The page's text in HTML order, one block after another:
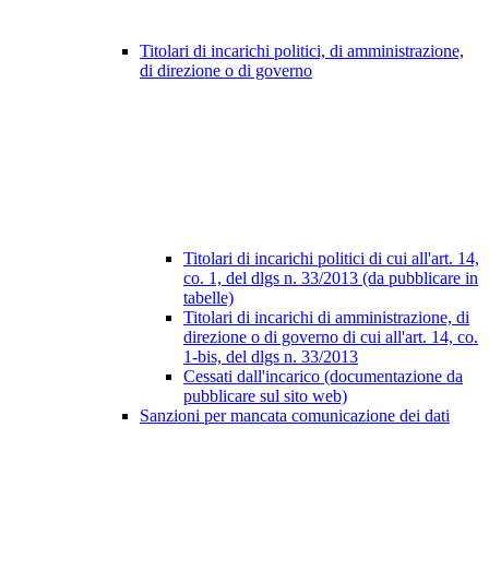
Titolari di incarichi politici, di amministrazione,
di direzione o di governo
Titolari di incarichi politici di cui all'art. 14,
co. 1, del dlgs n. 33/2013 (da pubblicare in
tabelle)
Titolari di incarichi di amministrazione, di
direzione o di governo di cui all'art. 14, co.
1-bis, del dlgs n. 33/2013
Cessati dall'incarico (documentazione da
pubblicare sul sito web)
Sanzioni per mancata comunicazione dei dati